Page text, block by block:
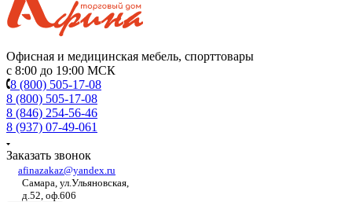
Офисная и медицинская мебель, спорттовары
с 8:00 до 19:00 МСК
8 (800) 505-17-08
8 (800) 505-17-08
8 (846) 254-56-46
8 (937) 07-49-061
Заказать звонок
afinazakaz@yandex.ru
Самара, ул.Ульяновская,
д.52, оф.606